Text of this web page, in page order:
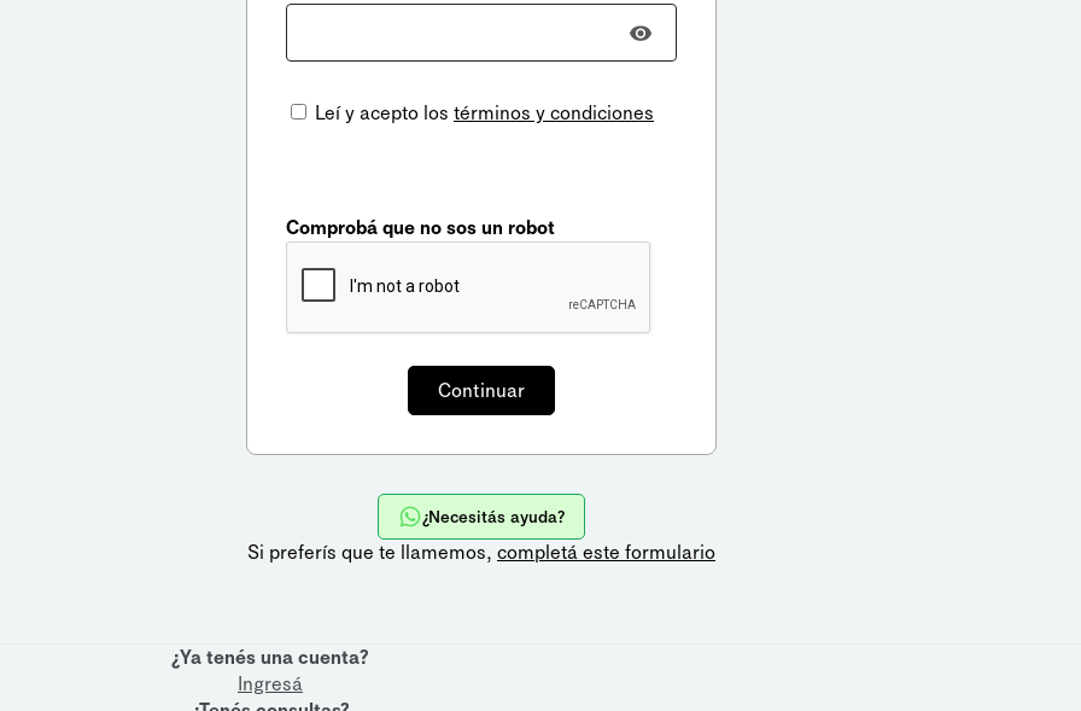
Leí y acepto los términos y condiciones
Comprobá que no sos un robot
¿Necesitás ayuda?
Si preferís que te llamemos, completá este formulario
¿Ya tenés una cuenta?
Ingresá